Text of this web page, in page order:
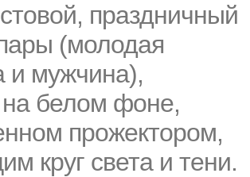
праздничный
(молодая
мужчина),
белом фоне,
прожектором,
круг света и тени.